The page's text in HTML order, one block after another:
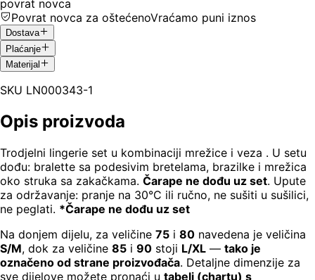
povrat novca
Povrat novca za oštećenoVraćamo puni iznos
Dostava
Plaćanje
Materijal
SKU LN000343-1
Opis proizvoda
Trodjelni lingerie set u kombinaciji mrežice i veza . U setu
dođu: bralette sa podesivim bretelama, brazilke i mrežica
oko struka sa zakačkama. Čarape ne dođu uz set. Upute
za održavanje: pranje na 30°C ili ručno, ne sušiti u sušilici,
ne peglati. *Čarape ne dođu uz set
Na donjem dijelu, za veličine 75 i 80 navedena je veličina
S/M, dok za veličine 85 i 90 stoji L/XL — tako je
označeno od strane proizvođača. Detaljne dimenzije za
sve dijelove možete pronaći u tabeli (chartu) s